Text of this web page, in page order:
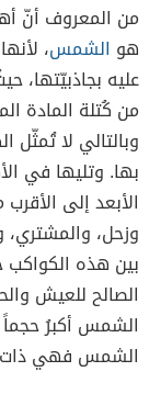
من المعروف أنّ
هو الشمس،
من كُتلة المادة
وبالتالي لا
بها. وتليها في
الأبعد إلى
وزحل، والمشتري،
بين هذه الكواكب
الصالح للعيش
الشمس أكبرُ حجماً
الشمس فهي ذات